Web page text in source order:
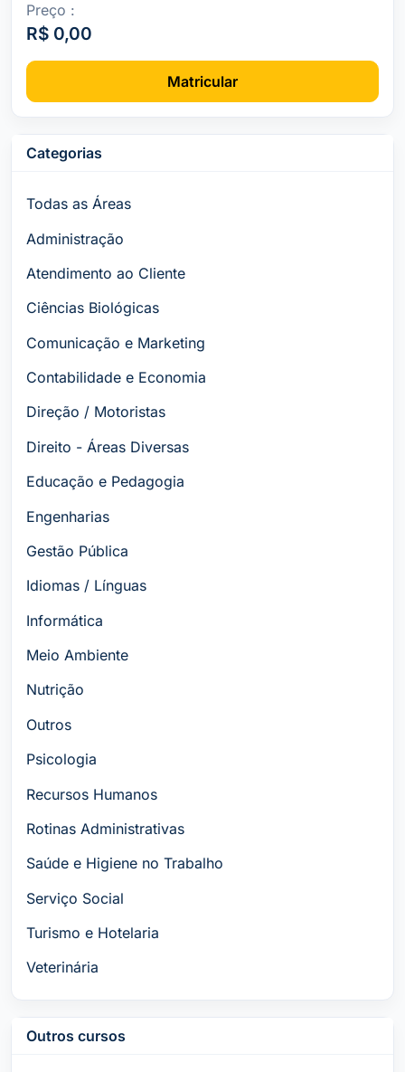
Preço :
R$ 0,00
Matricular
Categorias
Todas as Áreas
Administração
Atendimento ao Cliente
Ciências Biológicas
Comunicação e Marketing
Contabilidade e Economia
Direção / Motoristas
Direito - Áreas Diversas
Educação e Pedagogia
Engenharias
Gestão Pública
Idiomas / Línguas
Informática
Meio Ambiente
Nutrição
Outros
Psicologia
Recursos Humanos
Rotinas Administrativas
Saúde e Higiene no Trabalho
Serviço Social
Turismo e Hotelaria
Veterinária
Outros cursos